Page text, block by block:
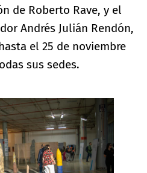
de Roberto Rave, y el
Andrés Julián Rendón,
el 25 de noviembre
sus sedes.
imagen